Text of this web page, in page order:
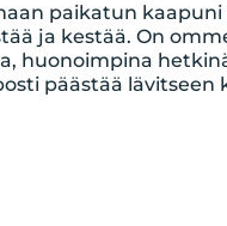
paikatun
ja kestää. On
huonoimpina
päästää